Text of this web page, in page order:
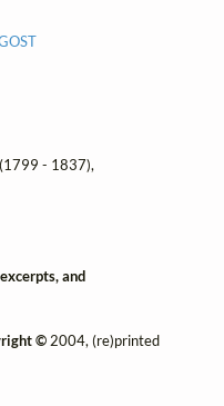
- 1837),
and
© 2004, (re)printed